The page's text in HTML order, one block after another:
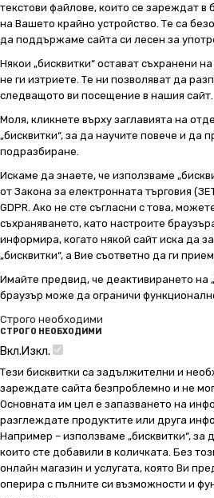
текстови файлове, които се зареждат в
на Вашето крайно устройство. Те са
да поддържаме сайта си лесен за
Някои „бисквитки“ остават съхранени
не ги изтриете. Те ни позволяват да
следващото ви посещение в нашия сайт.
Моля, кликнете върху заглавията на
„бисквитки“, за да научите повече и да
подразбиране.
Искаме да знаете, че използваме
от Закона за електронната търговия
GDPR. Ако не сте съгласни с това,
съхраняването, като настроите
информира, когато някой сайт иска да
„бисквитки“, а Вие съответно да ги
Имайте предвид, че деактивирането на
браузър може да ограничи
Строго необходими
СТРОГО НЕОБХОДИМИ
Вкл.Изкл.
Тези бисквитки са задължителни и
зареждате сайта безпроблемно и не
Основната им цел е запазването на
разглеждате продуктите или друга
Например – използваме „бисквитки“, за
които сте добавили в количката. Без
онлайн магазин и услугата, която Ви
оперира с пълните си възможности и